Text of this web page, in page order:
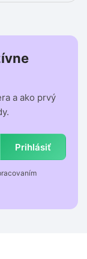
a ako prvý
Prihlásiť